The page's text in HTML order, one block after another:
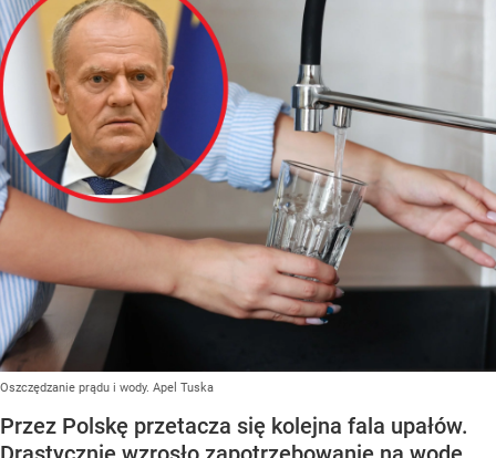
Oszczędzanie prądu i wody. Apel Tuska
Przez Polskę przetacza się kolejna fala upałów.